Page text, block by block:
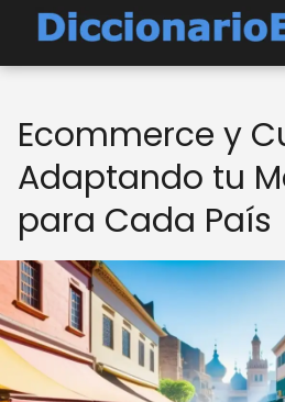
Ecommerce y
Adaptando tu
para Cada País